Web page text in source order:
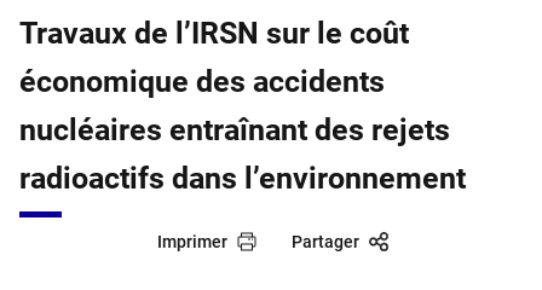
Travaux de l’IRSN sur le coût
économique des accidents
nucléaires entraînant des rejets
radioactifs dans l’environnement
Imprimer Partager